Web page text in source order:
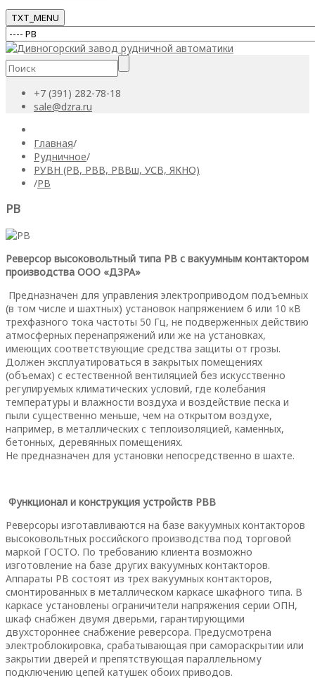
TXT_MENU
+7 (391) 282-78-18
sale@dzra.ru
Главная/
Рудничное/
РУВН (РВ, РВВ, РВВш, УСВ, ЯКНО)
/РВ
РВ
Реверсор высоковольтный типа РВ с вакуумным контактором
производства ООО «ДЗРА»
Предназначен для управления электроприводом подъемных
(в том числе и шахтных) установок напряжением 6 или 10 кВ
трехфазного тока частоты 50 Гц, не подверженных действию
атмосферных перенапряжений или же на установках,
имеющих соответствующие средства защиты от грозы.
Должен эксплуатироваться в закрытых помещениях
(объемах) с естественной вентиляцией без искусственно
регулируемых климатических условий, где колебания
температуры и влажности воздуха и воздействие песка и
пыли существенно меньше, чем на открытом воздухе,
например, в металлических с теплоизоляцией, каменных,
бетонных, деревянных помещениях.
Не предназначен для установки непосредственно в шахте.
Функционал и конструкция устройств РВВ
Реверсоры изготавливаются на базе вакуумных контакторов
высоковольтных российского производства под торговой
маркой ГОСТО. По требованию клиента возможно
изготовление на базе других вакуумных контакторов.
Аппараты РВ состоят из трех вакуумных контакторов,
смонтированных в металлическом каркасе шкафного типа. В
каркасе установлены ограничители напряжения серии ОПН,
шкаф снабжен двумя дверьми, гарантирующими
двухстороннее снабжение реверсора. Предусмотрена
электроблокировка, срабатывающая при самораскрытии или
закрытии дверей и препятствующая параллельному
подключению цепей катушек обоих приводов.